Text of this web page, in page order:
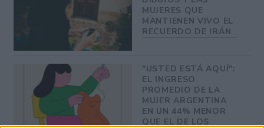
MUJERES QUE
MANTIENEN VIVO EL
RECUERDO DE IRÁN
"USTED ESTÁ AQUÍ":
EL INGRESO
PROMEDIO DE LA
MUJER ARGENTINA
EN UN 44% MENOR
QUE EL DE LOS